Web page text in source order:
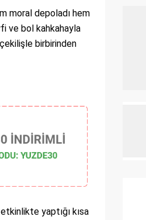
moral depoladı hem
ve bol kahkahayla
birbirinden
yaptığı kısa